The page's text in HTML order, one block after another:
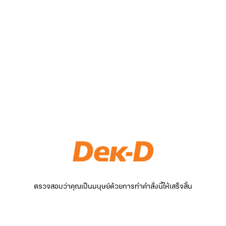
ตรวจสอบว่าคุณเป็นมนุษย์ด้วยการทำคำสั่งนี้ให้เสร็จสิ้น